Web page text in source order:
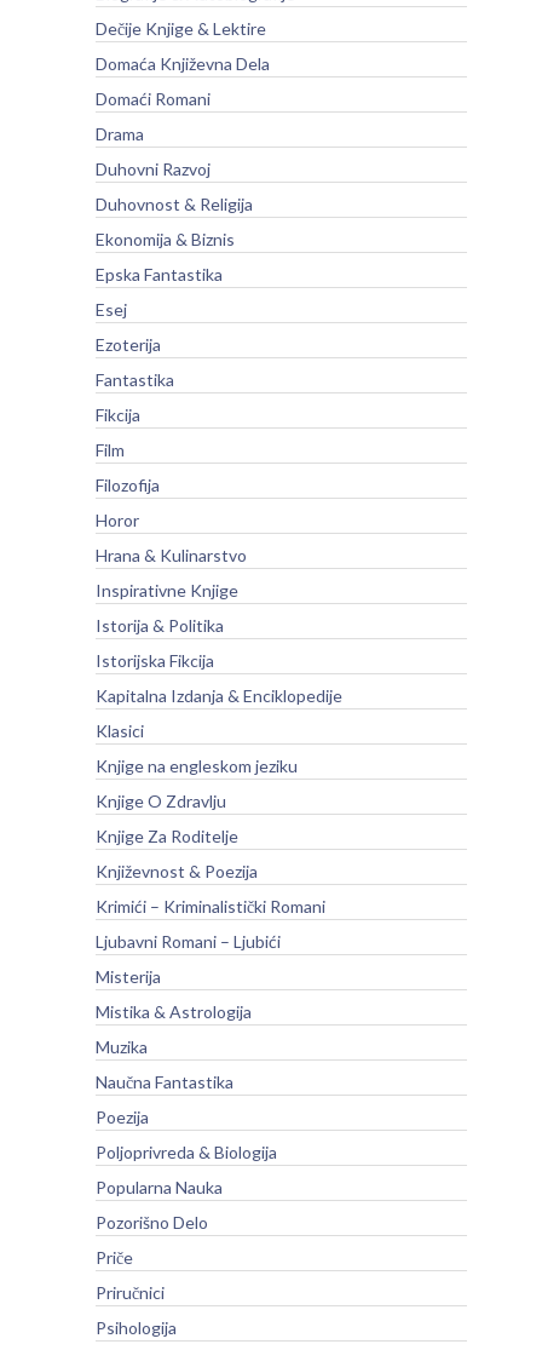
Dečije Knjige & Lektire
Domaća Književna Dela
Domaći Romani
Drama
Duhovni Razvoj
Duhovnost & Religija
Ekonomija & Biznis
Epska Fantastika
Esej
Ezoterija
Fantastika
Fikcija
Film
Filozofija
Horor
Hrana & Kulinarstvo
Inspirativne Knjige
Istorija & Politika
Istorijska Fikcija
Kapitalna Izdanja & Enciklopedije
Klasici
Knjige na engleskom jeziku
Knjige O Zdravlju
Knjige Za Roditelje
Književnost & Poezija
Krimići – Kriminalistički Romani
Ljubavni Romani – Ljubići
Misterija
Mistika & Astrologija
Muzika
Naučna Fantastika
Poezija
Poljoprivreda & Biologija
Popularna Nauka
Pozorišno Delo
Priče
Priručnici
Psihologija